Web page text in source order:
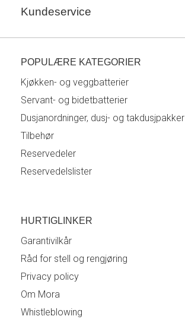
Kundeservice
POPULÆRE KATEGORIER
Kjøkken- og veggbatterier
Servant- og bidetbatterier
Dusjanordninger, dusj- og takdusjpakker
Tilbehør
Reservedeler
Reservedelslister
HURTIGLINKER
Garantivilkår
Råd for stell og rengjøring
Privacy policy
Om Mora
Whistleblowing